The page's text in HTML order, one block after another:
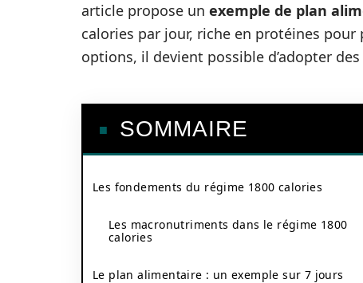
article propose un exemple de plan
calories par jour, riche en protéines
options, il devient possible d’adopter
SOMMAIRE
Les fondements du régime 1800 calories
Les macronutriments dans le régime 1800
calories
Le plan alimentaire : un exemple sur 7 jours